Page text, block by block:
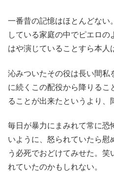
一番昔の記憶はほとんどない
している家庭の中でピエロ
はや演じていることすら本人
沁みついたその役は長い間私
に続くこの配役から降りるこ
ることが出来たというより、
毎日が暴力にまみれて常に恐
いように、怒られていたら慰
う必死でおどけてみせた。
れていたのかもしれない。